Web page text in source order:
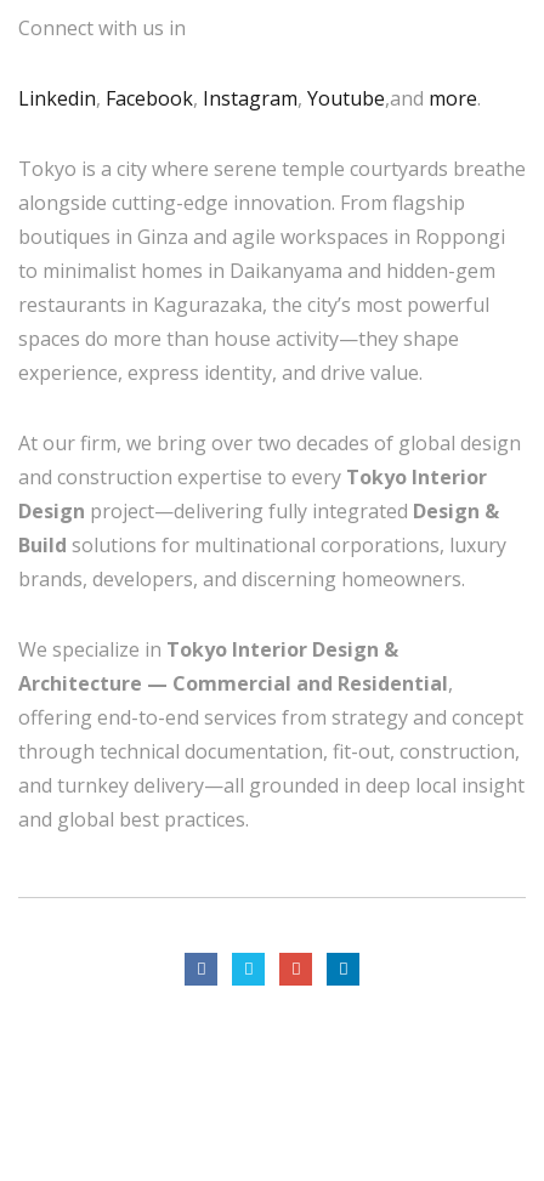
Connect with us in
Linkedin, Facebook, Instagram, Youtube,and more.
Tokyo is a city where serene temple courtyards breathe
alongside cutting-edge innovation. From flagship
boutiques in Ginza and agile workspaces in Roppongi
to minimalist homes in Daikanyama and hidden-gem
restaurants in Kagurazaka, the city’s most powerful
spaces do more than house activity—they shape
experience, express identity, and drive value.
At our firm, we bring over two decades of global design
and construction expertise to every Tokyo Interior
Design project—delivering fully integrated Design &
Build solutions for multinational corporations, luxury
brands, developers, and discerning homeowners.
We specialize in Tokyo Interior Design &
Architecture — Commercial and Residential,
offering end-to-end services from strategy and concept
through technical documentation, fit-out, construction,
and turnkey delivery—all grounded in deep local insight
and global best practices.